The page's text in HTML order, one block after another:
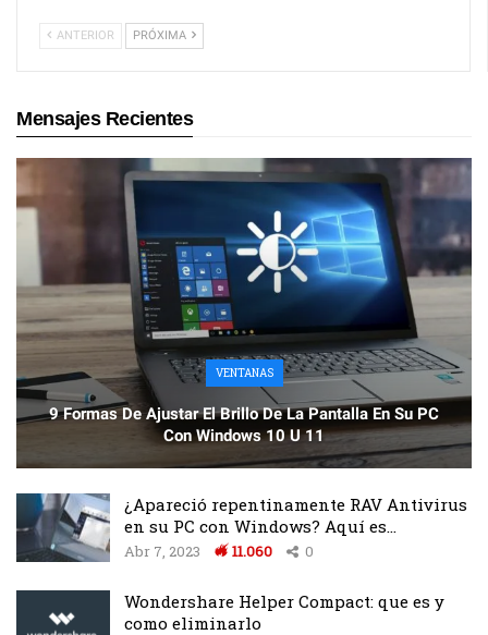
ANTERIOR PRÓXIMA
Mensajes Recientes
VENTANAS
9 Formas De Ajustar El Brillo De La Pantalla En Su PC
Con Windows 10 U 11
¿Apareció repentinamente RAV Antivirus
en su PC con Windows? Aquí es…
Abr 7, 2023 11.060 0
Wondershare Helper Compact: que es y
como eliminarlo